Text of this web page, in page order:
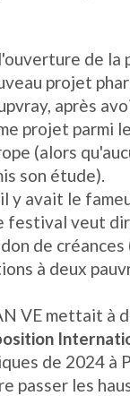
de la
projet
, après
projet parmi
(alors
son étude).
y avait le
festival veut
de
à deux
VE mettait à
de 2024 à
passer les